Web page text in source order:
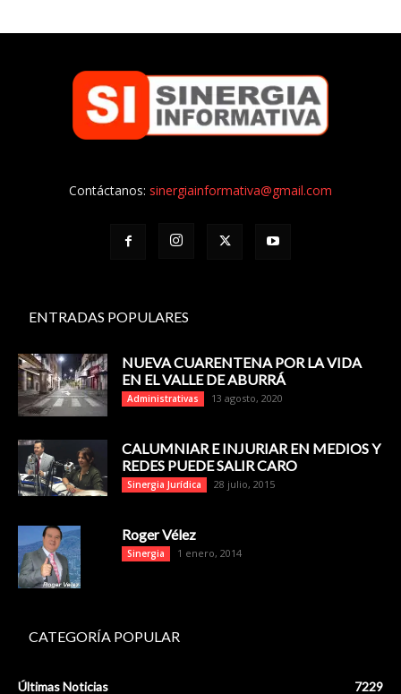
Contáctanos: sinergiainformativa@gmail.com
ENTRADAS POPULARES
NUEVA CUARENTENA POR LA VIDA
EN EL VALLE DE ABURRÁ
Administrativas 13 agosto, 2020
CALUMNIAR E INJURIAR EN MEDIOS Y
REDES PUEDE SALIR CARO
Sinergia Jurídica 28 julio, 2015
Roger Vélez
Sinergia 1 enero, 2014
CATEGORÍA POPULAR
Últimas Noticias 7229